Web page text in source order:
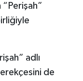
“Perişah”
adlı
de